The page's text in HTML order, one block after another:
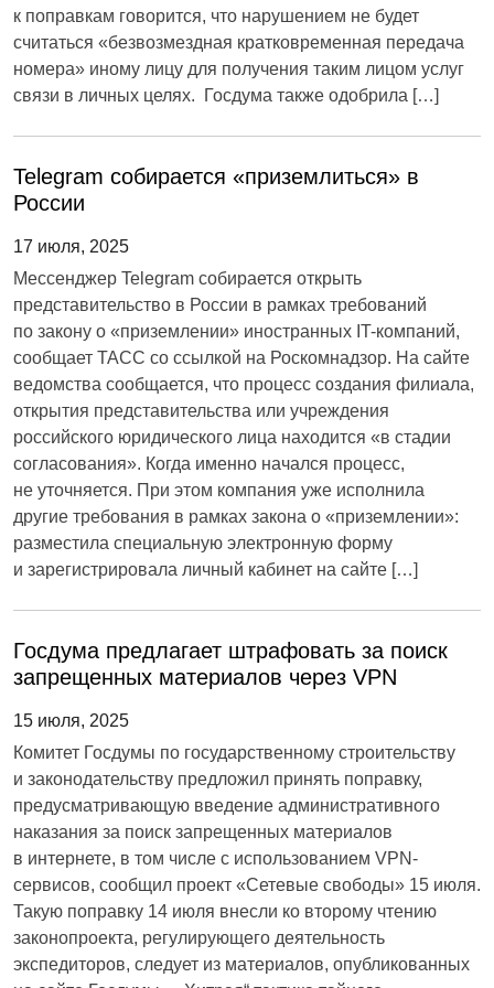
к поправкам говорится, что нарушением не будет
считаться «безвозмездная кратковременная передача
номера» иному лицу для получения таким лицом услуг
связи в личных целях. Госдума также одобрила […]
Telegram собирается «приземлиться» в
России
17 июля, 2025
Мессенджер Telegram собирается открыть
представительство в России в рамках требований
по закону о «приземлении» иностранных IT-компаний,
сообщает ТАСС со ссылкой на Роскомнадзор. На сайте
ведомства сообщается, что процесс создания филиала,
открытия представительства или учреждения
российского юридического лица находится «в стадии
согласования». Когда именно начался процесс,
не уточняется. При этом компания уже исполнила
другие требования в рамках закона о «приземлении»:
разместила специальную электронную форму
и зарегистрировала личный кабинет на сайте […]
Госдума предлагает штрафовать за поиск
запрещенных материалов через VPN
15 июля, 2025
Комитет Госдумы по государственному строительству
и законодательству предложил принять поправку,
предусматривающую введение административного
наказания за поиск запрещенных материалов
в интернете, в том числе с использованием VPN-
сервисов, сообщил проект «Сетевые свободы» 15 июля.
Такую поправку 14 июля внесли ко второму чтению
законопроекта, регулирующего деятельность
экспедиторов, следует из материалов, опубликованных